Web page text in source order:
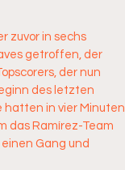
zuvor in sechs
getroffen, der
der nun
des letzten
hatten in vier Minuten
das Ramírez-Team
Gang und